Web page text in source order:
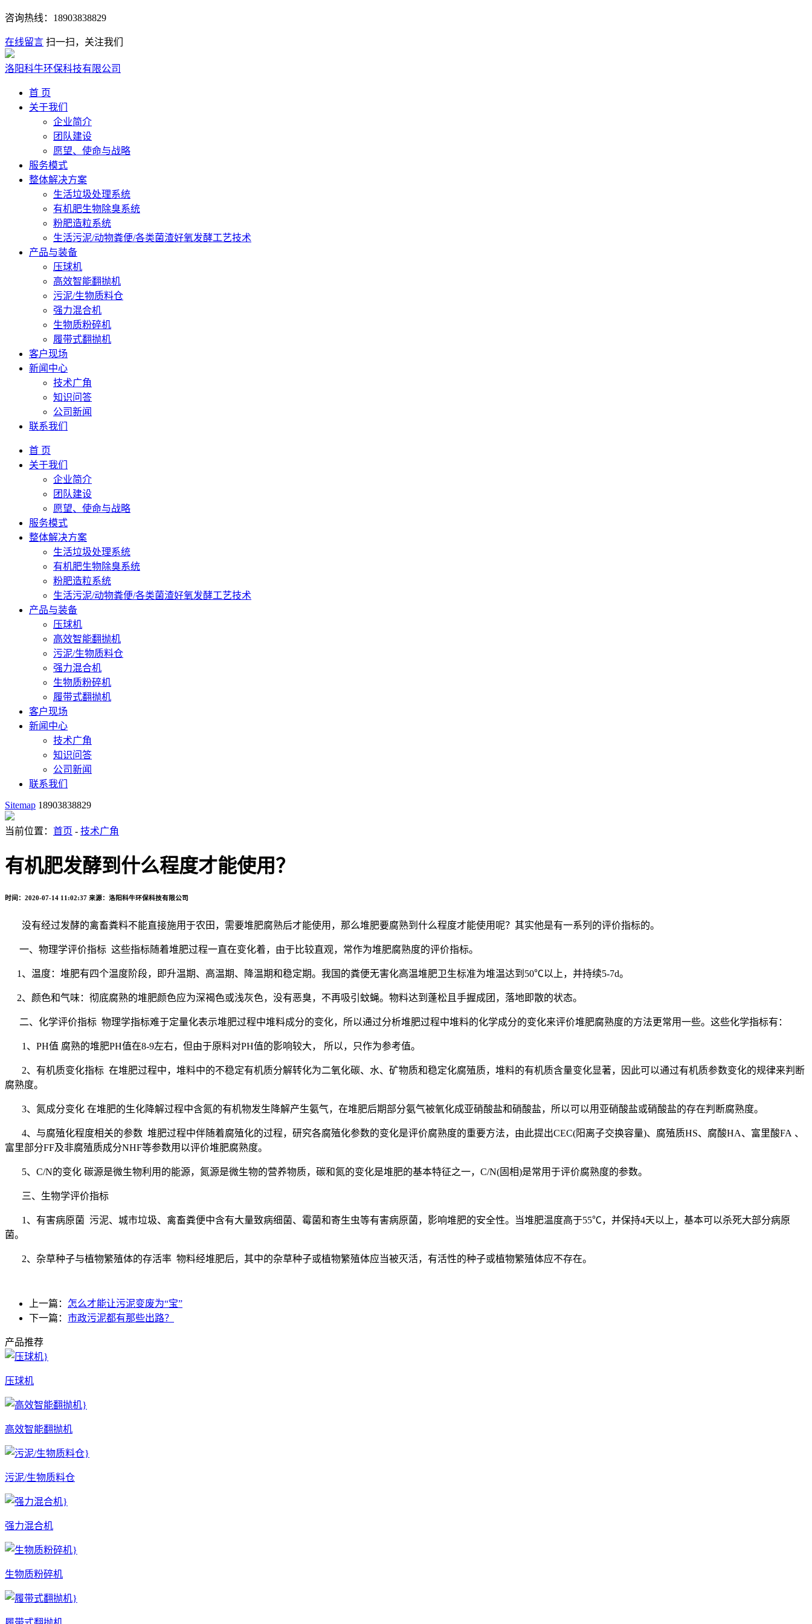
咨询热线： 18903838829
在线留言 扫一扫，关注我们
洛阳科牛环保科技有限公司
首 页
关于我们
企业简介
团队建设
愿望、使命与战略
服务模式
整体解决方案
生活垃圾处理系统
有机肥生物除臭系统
粉肥造粒系统
生活污泥/动物粪便/各类菌渣好氧发酵工艺技术
产品与装备
压球机
高效智能翻抛机
污泥/生物质料仓
强力混合机
生物质粉碎机
履带式翻抛机
客户现场
新闻中心
技术广角
知识问答
公司新闻
联系我们
首 页
关于我们
企业简介
团队建设
愿望、使命与战略
服务模式
整体解决方案
生活垃圾处理系统
有机肥生物除臭系统
粉肥造粒系统
生活污泥/动物粪便/各类菌渣好氧发酵工艺技术
产品与装备
压球机
高效智能翻抛机
污泥/生物质料仓
强力混合机
生物质粉碎机
履带式翻抛机
客户现场
新闻中心
技术广角
知识问答
公司新闻
联系我们
Sitemap 18903838829
当前位置： 首页 - 技术广角
有机肥发酵到什么程度才能使用？
时间：2020-07-14 11:02:37 来源：洛阳科牛环保科技有限公司
没有经过发酵的禽畜粪料不能直接施用于农田，需要堆肥腐熟后才能使用，那么堆肥要腐熟到什么程度才能使用呢？其实他是有一系列的评价指标的。
一、物理学评价指标 这些指标随着堆肥过程一直在变化着，由于比较直观，常作为堆肥腐熟度的评价指标。
1、温度：堆肥有四个温度阶段，即升温期、高温期、降温期和稳定期。我国的粪便无害化高温堆肥卫生标准为堆温达到 50℃以上，并持续5-7d。
2、颜色和气味：彻底腐熟的堆肥颜色应为深褐色或浅灰色，没有恶臭，不再吸引蚊蝇。物料达到蓬松且手握成团，落地即散的状态。
二、化学评价指标 物理学指标难于定量化表示堆肥过程中堆料成分的变化，所以通过分析堆肥过程中堆料的化学成分的变化来评价堆肥腐熟度的方法更常用一些。这些化学指标有：
1、 PH值 腐熟的堆肥PH值在8-9左右，但由于原料对PH值的影响较大， 所以，只作为参考值。
2、有机质变化指标 在堆肥过程中，堆料中的不稳定有机质分解转化为二氧化碳、水、矿物质和稳定化腐殖质，堆料的有机质含量变化显著，因此可以通过有机质参数变化的规律来判断
腐熟度。
3、氮成分变化 在堆肥的生化降解过程中含氮的有机物发生降解产生氨气，在堆肥后期部分氨气被氧化成亚硝酸盐和硝酸盐，所以可以用亚硝酸盐或硝酸盐的存在判断腐熟度。
4、与腐殖化程度相关的参数 堆肥过程中伴随着腐殖化的过程，研究各腐殖化参数的变化是评价腐熟度的重要方法，由此提出CEC(阳离子交换容量)、腐殖质HS、腐酸HA、富里酸FA 、
富里部分FF及非腐殖质成分NHF等参数用以评价堆肥腐熟度。
5、 C/N的变化 碳源是微生物利用的能源，氮源是微生物的营养物质，碳和氮的变化是堆肥的基本特征之一， C/N(固相)是常用于评价腐熟度的参数。
三、生物学评价指标
1、有害病原菌 污泥、城市垃圾、禽畜粪便中含有大量致病细菌、霉菌和寄生虫等有害病原菌，影响堆肥的安全性。当堆肥温度高于55℃，并保持4天以上，基本可以杀死大部分病原
菌。
2、杂草种子与植物繁殖体的存活率 物料经堆肥后，其中的杂草种子或植物繁殖体应当被灭活，有活性的种子或植物繁殖体应不存在。
上一篇： 怎么才能让污泥变废为“宝”
下一篇： 市政污泥都有那些出路？
产品推荐
压球机
高效智能翻抛机
污泥/生物质料仓
强力混合机
生物质粉碎机